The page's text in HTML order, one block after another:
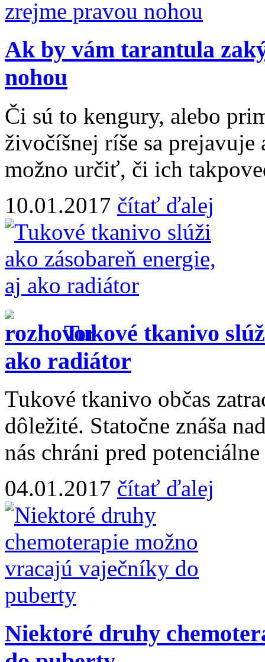
Ak by vám tarantula
nohou
Či sú to kengury, alebo
živočíšnej ríše sa
možno určiť, či ich
10.01.2017 čítať ďalej
Tukové tkanivo
ako radiátor
Tukové tkanivo občas
dôležité. Statočne znáša
nás chráni pred
04.01.2017 čítať ďalej
Niektoré druhy